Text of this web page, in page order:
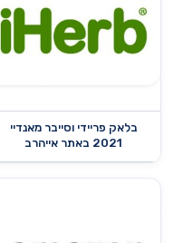
בלאק פריידי וסייבר מאנדיי
2021 באתר אייהרב